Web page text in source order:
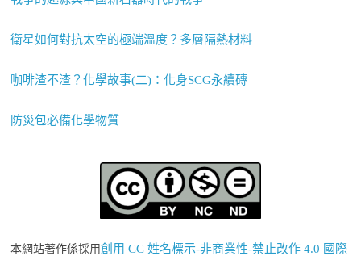
衛星如何對抗太空的極端溫度？多層隔熱材料
咖啡渣不渣？化學故事(二)：化身SCG永續磚
防災包必備化學物質
本網站著作係採用創用 CC 姓名標示-非商業性-禁止改作 4.0 國際